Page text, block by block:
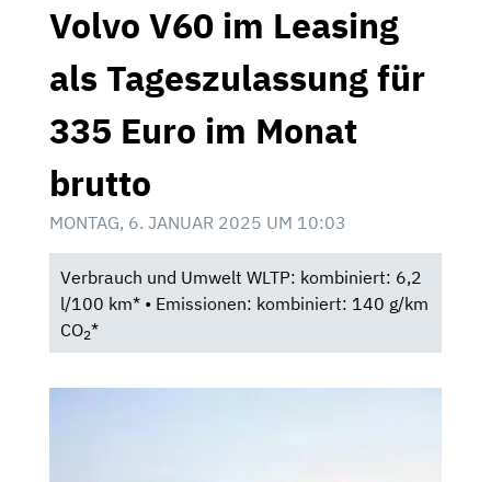
Volvo V60 im Leasing
als Tageszulassung für
335 Euro im Monat
brutto
MONTAG, 6. JANUAR 2025 UM 10:03
Verbrauch und Umwelt WLTP: kombiniert: 6,2
l/100 km* • Emissionen: kombiniert: 140 g/km
CO2*